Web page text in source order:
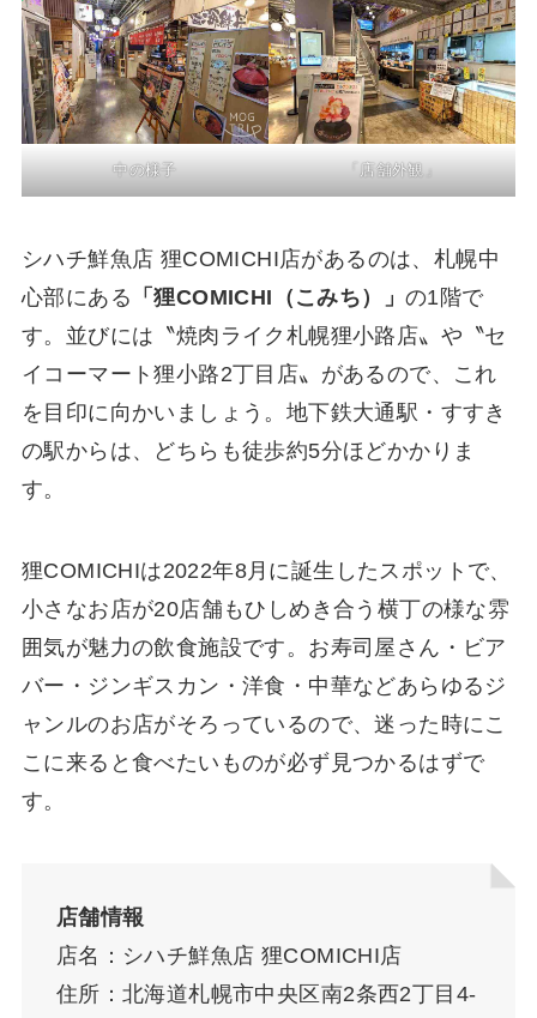
中の様子 「店舗外観」
シハチ鮮魚店 狸COMICHI店があるのは、札幌中
心部にある 「狸COMICHI（こみち）」 の1階で
す。並びには〝焼肉ライク札幌狸小路店〟や〝セ
イコーマート狸小路2丁目店〟があるので、これ
を目印に向かいましょう。地下鉄大通駅・すすき
の駅からは、どちらも徒歩約5分ほどかかりま
す。
狸COMICHIは2022年8月に誕生したスポットで、
小さなお店が20店舗もひしめき合う横丁の様な雰
囲気が魅力の飲食施設です。お寿司屋さん・ビア
バー・ジンギスカン・洋食・中華などあらゆるジ
ャンルのお店がそろっているので、迷った時にこ
こに来ると食べたいものが必ず見つかるはずで
す。
店舗情報
店名：シハチ鮮魚店 狸COMICHI店
住所：北海道札幌市中央区南2条西2丁目4-